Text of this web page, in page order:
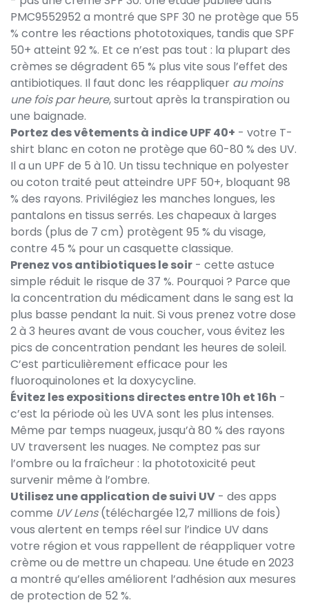
PMC9552952 a montré que SPF 30 ne protège que 55
% contre les réactions phototoxiques, tandis que SPF
50+ atteint 92 %. Et ce n’est pas tout : la plupart des
crèmes se dégradent 65 % plus vite sous l’effet des
antibiotiques. Il faut donc les réappliquer au moins
une fois par heure, surtout après la transpiration ou
une baignade.
Portez des vêtements à indice UPF 40+ - votre T-
shirt blanc en coton ne protège que 60-80 % des UV.
Il a un UPF de 5 à 10. Un tissu technique en polyester
ou coton traité peut atteindre UPF 50+, bloquant 98
% des rayons. Privilégiez les manches longues, les
pantalons en tissus serrés. Les chapeaux à larges
bords (plus de 7 cm) protègent 95 % du visage,
contre 45 % pour un casquette classique.
Prenez vos antibiotiques le soir - cette astuce
simple réduit le risque de 37 %. Pourquoi ? Parce que
la concentration du médicament dans le sang est la
plus basse pendant la nuit. Si vous prenez votre dose
2 à 3 heures avant de vous coucher, vous évitez les
pics de concentration pendant les heures de soleil.
C’est particulièrement efficace pour les
fluoroquinolones et la doxycycline.
Évitez les expositions directes entre 10h et 16h -
c’est la période où les UVA sont les plus intenses.
Même par temps nuageux, jusqu’à 80 % des rayons
UV traversent les nuages. Ne comptez pas sur
l’ombre ou la fraîcheur : la phototoxicité peut
survenir même à l’ombre.
Utilisez une application de suivi UV - des apps
comme UV Lens(téléchargée 12,7 millions de fois)
vous alertent en temps réel sur l’indice UV dans
votre région et vous rappellent de réappliquer votre
crème ou de mettre un chapeau. Une étude en 2023
a montré qu’elles améliorent l’adhésion aux mesures
de protection de 52 %.